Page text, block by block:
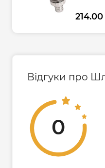
Відгуки про
0